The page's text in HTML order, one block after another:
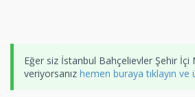
Eğer siz İstanbul Bahçelievler Şehir İçi
veriyorsanız hemen buraya tıklayın ve